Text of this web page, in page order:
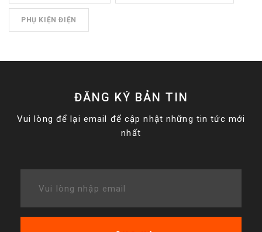
PHỤ KIỆN ĐIỆN
ĐĂNG KÝ BẢN TIN
Vui lòng để lại email để cập nhật những tin tức mới
nhất